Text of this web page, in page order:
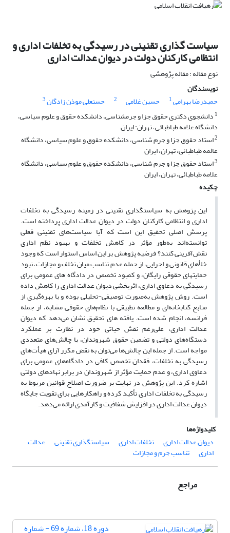
سیاست گذاری تقنینی در رسیدگی به تخلفات اداری و
انتظامی کارکنان دولت در دیوان عدالت اداری
نوع مقاله : مقاله پژوهشی
نویسندگان
حمیدرضا بهرامی1 حسین غلامی 2 حسنعلی موذن زادگان3
1 دانشجوی دکتری حقوق جزا و جرمشناسی، دانشکده حقوق و علوم سیاسی،
دانشگاه علامه طباطبائی، تهران: ایران
2استاد حقوق جزا و جرم شناسی، دانشکده حقوق و علوم سیاسی، دانشگاه
عالمه طباطبائی، تهران، ایران
3استاد حقوق جزا و جرم شناسی، دانشکده حقوق و علوم سیاسی، دانشگاه
علامه طباطبائی، تهران، ایران
چکیده
این پژوهش به سیاستگذاری تقنینی در زمینه رسیدگی به تخلفات
اداری و انتظامی کارکنان دولت در دیوان عدالت اداری پرداخته است.
پرسش اصلی تحقیق این است که آیا سیاست‌های تقنینی فعلی
توانسته‌اند به‌طور مؤثر در کاهش تخلفات و بهبود نظم اداری
نقش‌آفرینی کنند؟ فرضیه پژوهش بر این اساس استوار است که وجود
خلأهای قانونی و اجرایی، از جمله عدم تناسب میان تخلف و مجازات، نبود
حمایتهای حقوقی رایگان، و کمبود تخصص در دادگاه‌ های عمومی برای
رسیدگی به دعاوی اداری، اثربخشی دیوان عدالت اداری را کاهش داده
است. روش پژوهش به‌صورت توصیفی-تحلیلی بوده و با بهره‌گیری از
منابع کتابخانه‌ای و مطالعه تطبیقی با نظام‌های حقوقی مشابه، از جمله
فرانسه، انجام شده است. یافته‌ های تحقیق نشان می‌دهد که دیوان
عدالت اداری، علی‌رغم نقش حیاتی خود در نظارت بر عملکرد
دستگاه‌های دولتی و تضمین حقوق شهروندان، با چالش‌های متعددی
مواجه است. از جمله این چالش‌ها می‌توان به نقض مکرر آرای هیأت‌های
رسیدگی به تخلفات، فقدان تخصص کافی در دادگاه‌های عمومی برای
دعاوی اداری، و عدم حمایت مؤثر از شهروندان در برابر نهادهای دولتی
اشاره کرد. این پژوهش در نهایت بر ضرورت اصلاح قوانین مربوط به
رسیدگی به تخلفات اداری تأکید کرده و راهکارهایی برای تقویت جایگاه
دیوان عدالت اداری در افزایش شفافیت و کارآمدی ارائه می‌دهد.
کلیدواژه‌ها
دیوان عدالت اداری
تخلفات اداری سیاستگذاری تقنینی عدالت
اداری تناسب جرم و مجازات
مراجع
دوره 18، شماره 69 - شماره